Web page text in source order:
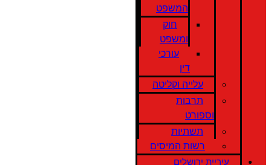
המשפט
חוק
ומשפט
עורכי
דין
עלייה וקליטה
תרבות
וספורט
תשתיות
רשות המיסים
עיריית ירושלים